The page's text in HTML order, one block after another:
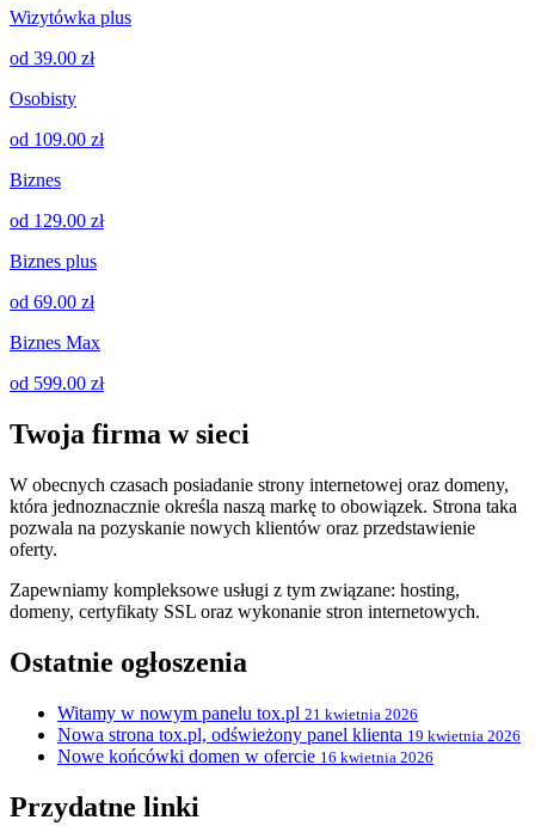
Wizytówka plus
od 39.00 zł
Osobisty
od 109.00 zł
Biznes
od 129.00 zł
Biznes plus
od 69.00 zł
Biznes Max
od 599.00 zł
Twoja firma w sieci
W obecnych czasach posiadanie strony internetowej oraz domeny,
która jednoznacznie określa naszą markę to obowiązek. Strona taka
pozwala na pozyskanie nowych klientów oraz przedstawienie
oferty.
Zapewniamy kompleksowe usługi z tym związane: hosting,
domeny, certyfikaty SSL oraz wykonanie stron internetowych.
Ostatnie ogłoszenia
Witamy w nowym panelu tox.pl 21 kwietnia 2026
Nowa strona tox.pl, odświeżony panel klienta 19 kwietnia 2026
Nowe końcówki domen w ofercie 16 kwietnia 2026
Przydatne linki